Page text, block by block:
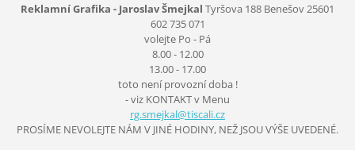
Reklamní Grafika - Jaroslav Šmejkal Tyršova 188 Benešov25601
602 735 071
volejte Po - Pá
8.00 - 12.00
13.00 - 17.00
toto není provozní doba !
- viz KONTAKT v Menu
rg.smejkal@tiscali.cz
PROSÍME NEVOLEJTE NÁM V JINÉ HODINY, NEŽ JSOU VÝŠE UVEDENÉ.